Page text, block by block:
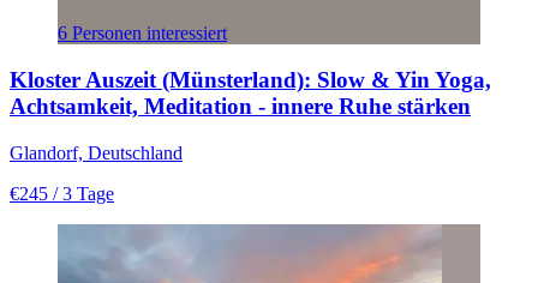
6 Personen interessiert
Kloster Auszeit (Münsterland): Slow & Yin Yoga,
Achtsamkeit, Meditation - innere Ruhe stärken
Glandorf, Deutschland
€245 / 3 Tage